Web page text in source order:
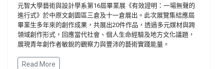
元智大學藝術與設計學系第16屆畢業展《有效證明：一場無聲的
進行式》於中原文創園區三倉及十一倉展出。此次展覽集結應屆
畢業生多年來的創作成果，共展出20件作品，透過多元媒材與跨
領域創作形式，回應當代社會、個人生命經驗及地方文化議題，
展現青年創作者敏銳的觀察力與豐沛的藝術實踐能量。
Read More